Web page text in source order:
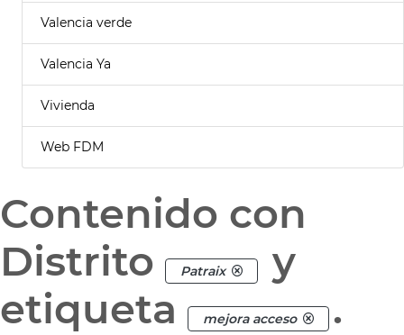
Valencia verde
Valencia Ya
Vivienda
Web FDM
Contenido con
Distrito
Patraix
y
etiqueta
mejora acceso .